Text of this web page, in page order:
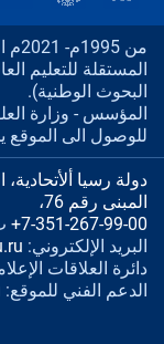
من
المستقلة للتعليم
البحوث الوطنية).
المؤسس - وزارة
للوصول الى الموقع
المبنى رقم 76،
+7-351-267-99-00
البريد الإلكتروني:
دائرة العلاقات
الدعم الفني للموقع: